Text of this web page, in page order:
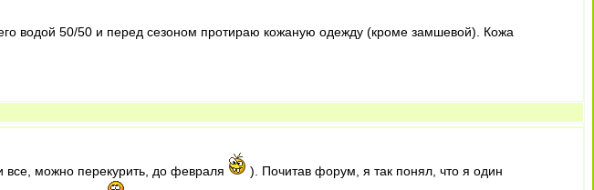
водой 50/50 и перед сезоном протираю кожаную одежду (кроме замшевой). Кожа
все, можно перекурить, до февраля
). Почитав форум, я так понял, что я один